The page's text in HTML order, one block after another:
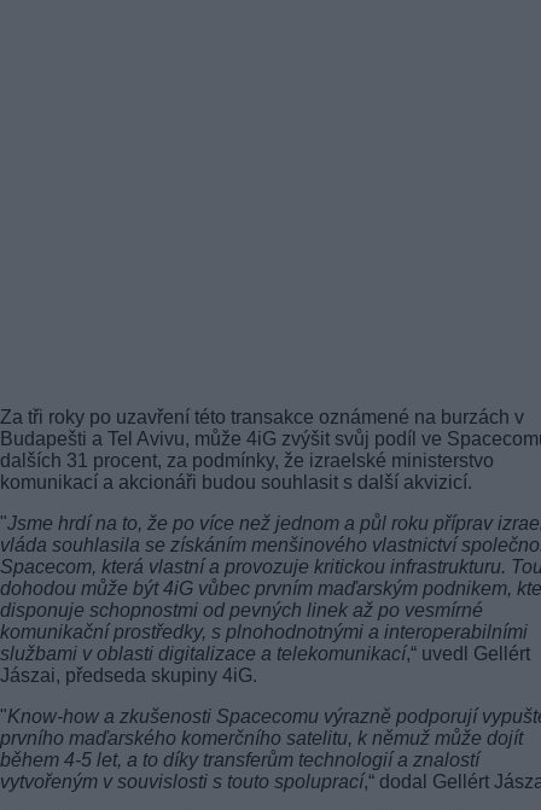
Za tři roky po uzavření této transakce oznámené na burzách v
Budapešti a Tel Avivu, může 4iG zvýšit svůj podíl ve
dalších 31 procent, za podmínky, že izraelské ministerstvo
komunikací a akcionáři budou souhlasit s další akvizicí.
"Jsme hrdí na to, že po více než jednom a půl roku příprav
vláda souhlasila se získáním menšinového vlastnictví
Spacecom, která vlastní a provozuje kritickou infrastrukturu.
dohodou může být 4iG vůbec prvním maďarským podnikem,
disponuje schopnostmi od pevných linek až po vesmírné
komunikační prostředky, s plnohodnotnými a interoperabilními
službami v oblasti digitalizace a telekomunikací,“ uvedl Gellért
Jászai, předseda skupiny 4iG.
"Know-how a zkušenosti Spacecomu výrazně podporují
prvního maďarského komerčního satelitu, k němuž může dojít
během 4-5 let, a to díky transferům technologií a znalostí
vytvořeným v souvislosti s touto spoluprací,“ dodal Gellért